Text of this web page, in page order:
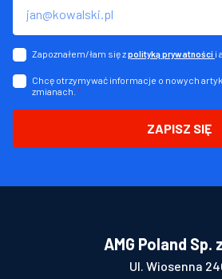
Zapoznałem/łam się zpolityką prywatności i
Chcę otrzymywać informacje o nowych
zmianach. *
ZAPISZ SIĘ
AMG Poland Sp.
Ul. Wiosenna